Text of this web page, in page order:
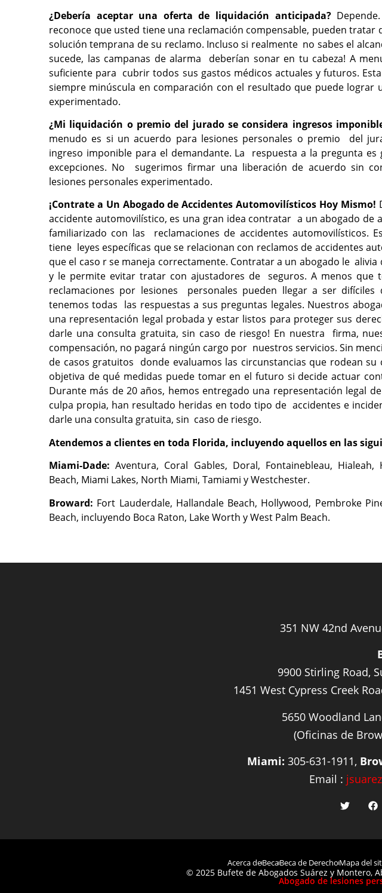
¿Debería aceptar una oferta de liquidación anticipada?
reconoce que usted tiene una reclamación compensable, pueden
solución temprana de su reclamo. Incluso si realmente no sabes el
sucede, las campanas de alarma deberían sonar en tu cabeza! A
suficiente para cubrir todos sus gastos médicos actuales y futuros.
siempre minúscula en comparación con el resultado que puede lograr
experimentado.
¿Mi liquidación o premio del jurado se considera ingresos
menudo es si un acuerdo para lesiones personales o premio del
ingreso imponible para el demandante. La respuesta a la pregunta es
excepciones. No sugerimos firmar una liberación de acuerdo sin
lesiones personales experimentado.
¡Contrate a Un Abogado de Accidentes Automovilísticos Hoy Mismo!
accidente automovilístico, es una gran idea contratar a un abogado de
familiarizado con las reclamaciones de accidentes automovilísticos.
tiene leyes específicas que se relacionan con reclamos de accidentes
que el caso r se maneja correctamente. Contratar a un abogado le
y le permite evitar tratar con ajustadores de seguros. A menos que
reclamaciones por lesiones personales pueden llegar a ser difíciles
tenemos todas las respuestas a sus preguntas legales. Nuestros
una representación legal probada y estar listos para proteger sus
darle una consulta gratuita, sin caso de riesgo! En nuestra firma,
compensación, no pagará ningún cargo por nuestros servicios. Sin
de casos gratuitos donde evaluamos las circunstancias que rodean su
objetiva de qué medidas puede tomar en el futuro si decide actuar
Durante más de 20 años, hemos entregado una representación legal
culpa propia, han resultado heridas en todo tipo de accidentes e
darle una consulta gratuita, sin caso de riesgo.
Atendemos a clientes en toda Florida, incluyendo aquellos en las
Miami-Dade: Aventura, Coral Gables, Doral, Fontainebleau,
Beach, Miami Lakes, North Miami, Tamiami y Westchester.
Broward: Fort Lauderdale, Hallandale Beach, Hollywood, Pembroke
Beach, incluyendo Boca Raton, Lake Worth y West Palm Beach.
351 NW 42nd
9900 Stirling Road,
1451 West Cypress Creek
5650 Woodland
(Oficinas de
Miami: 305-631-1911,
Email :
Acerca deBecaBeca de DerechoMapa del
© 2025 Bufete de Abogados Suárez y Montero,
Abogado de lesiones